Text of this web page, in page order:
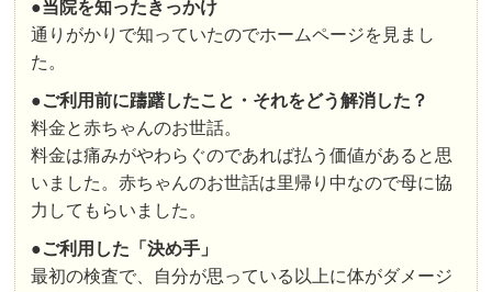
●当院を知ったきっかけ
通りがかりで知っていたのでホームページを見まし
た。
●ご利用前に躊躇したこと・それをどう解消した？
料金と赤ちゃんのお世話。
料金は痛みがやわらぐのであれば払う価値があると思
いました。赤ちゃんのお世話は里帰り中なので母に協
力してもらいました。
●ご利用した「決め手」
最初の検査で、自分が思っている以上に体がダメージ